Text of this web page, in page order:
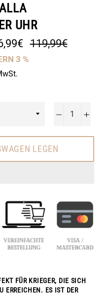
UHR
Normaler
Preis
119,99€
3 %
− +
LEGEN
FÜR KRIEGER, DIE SICH
ERREICHEN. ES IST DER